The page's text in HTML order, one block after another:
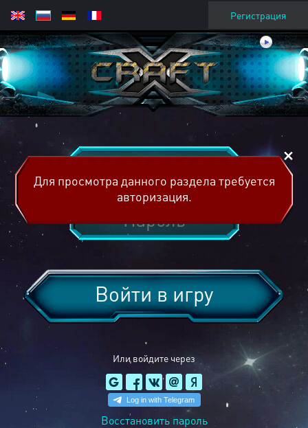
Регистрация
Или войдите через
Войти в игру
Восстановить пароль
Для просмотра данного раздела требуется
авторизация.